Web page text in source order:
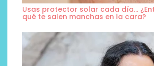
Usas protector solar cada día…
qué te salen manchas en la cara?